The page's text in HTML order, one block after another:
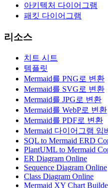
아키텍처 다이어그램
패킷 다이어그램
리소스
치트 시트
템플릿
Mermaid를 PNG로 변환
Mermaid를 SVG로 변환
Mermaid를 JPG로 변환
Mermaid를 WebP로 변환
Mermaid를 PDF로 변환
Mermaid 다이어그램 임
SQL to Mermaid ERD
PlantUML to Mermaid
ER Diagram Online
Sequence Diagram Online
Class Diagram Online
Mermaid XY Chart